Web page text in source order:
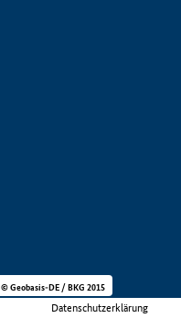
Datenschutzerklärung
© Geobasis-DE / BKG 2015